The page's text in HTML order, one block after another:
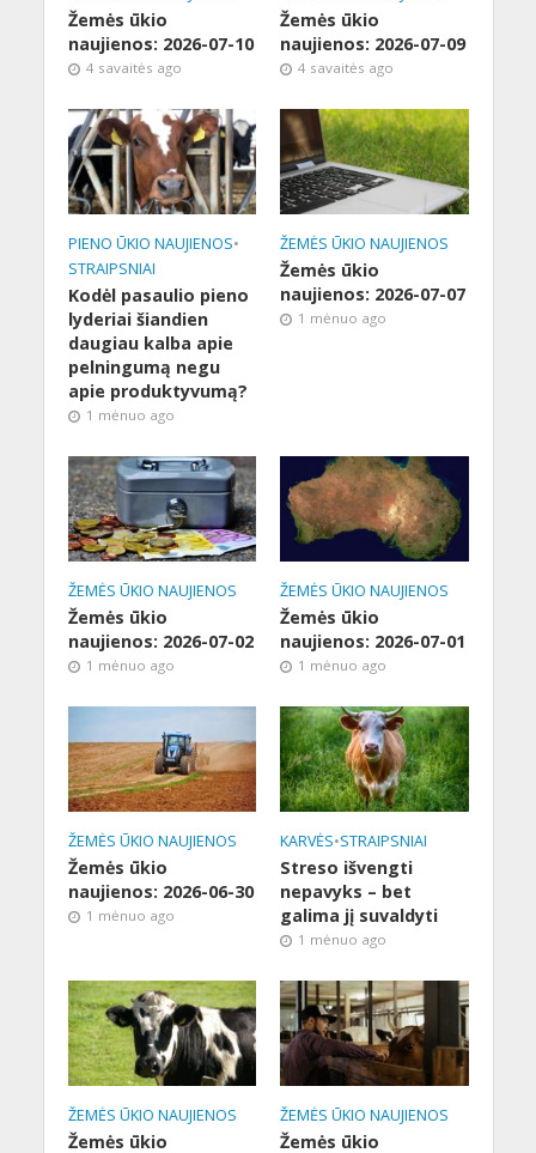
Žemės ūkio
naujienos: 2026-07-10
4 savaitės ago
Žemės ūkio
naujienos: 2026-07-09
4 savaitės ago
PIENO ŪKIO NAUJIENOS•
STRAIPSNIAI
Kodėl pasaulio pieno
lyderiai šiandien
daugiau kalba apie
pelningumą negu
apie produktyvumą?
1 mėnuo ago
ŽEMĖS ŪKIO NAUJIENOS
Žemės ūkio
naujienos: 2026-07-07
1 mėnuo ago
ŽEMĖS ŪKIO NAUJIENOS
Žemės ūkio
naujienos: 2026-07-02
1 mėnuo ago
ŽEMĖS ŪKIO NAUJIENOS
Žemės ūkio
naujienos: 2026-07-01
1 mėnuo ago
ŽEMĖS ŪKIO NAUJIENOS
Žemės ūkio
naujienos: 2026-06-30
1 mėnuo ago
KARVĖS•STRAIPSNIAI
Streso išvengti
nepavyks – bet
galima jį suvaldyti
1 mėnuo ago
ŽEMĖS ŪKIO NAUJIENOS
Žemės ūkio
ŽEMĖS ŪKIO NAUJIENOS
Žemės ūkio